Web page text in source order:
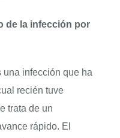
de la infección por
una infección que ha
recién tuve
trata de un
rápido. El